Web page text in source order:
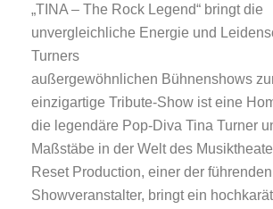
„TINA – The Rock Legend“ bringt die
unvergleichliche Energie und
Turners
außergewöhnlichen Bühnenshows
einzigartige Tribute-Show ist eine
die legendäre Pop-Diva Tina Turner
Maßstäbe in der Welt des
Reset Production, einer der
Showveranstalter, bringt ein